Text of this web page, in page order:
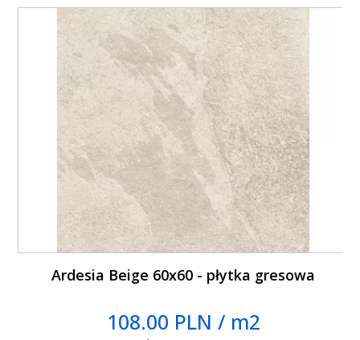
Ardesia Beige 60x60 - płytka gresowa
108.00 PLN / m2